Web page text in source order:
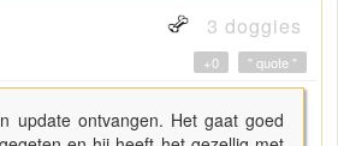
3 doggies
" quote "
+0
update ontvangen. Het gaat goed